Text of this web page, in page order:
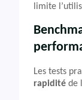
limite
Les tests
rapidité de